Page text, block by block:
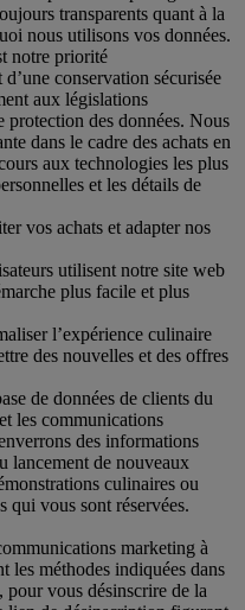
transparents quant à la
nous utilisons vos données.
notre priorité
conservation sécurisée
aux législations
protection des données. Nous
dans le cadre des achats en
aux technologies les plus
et les détails de
vos achats et adapter nos
utilisent notre site web
plus facile et plus
l’expérience culinaire
des nouvelles et des offres
de données de clients du
les communications
des informations
lancement de nouveaux
culinaires ou
qui vous sont réservées.
marketing à
les méthodes indiquées dans
vous désinscrire de la